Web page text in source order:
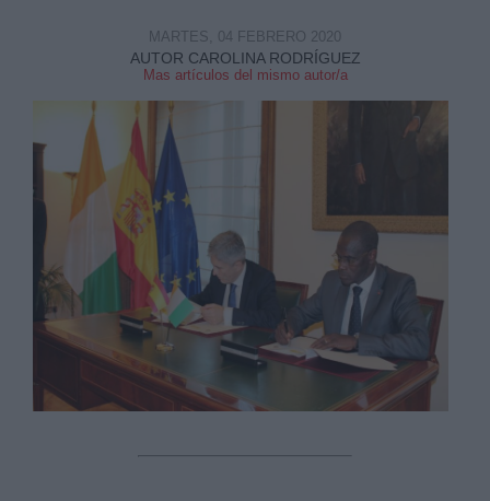
AUTOR CAROLINA RODRÍGUEZ
Mas artículos del mismo autor/a
MARTES, 04 FEBRERO 2020
link
Información adicional
link